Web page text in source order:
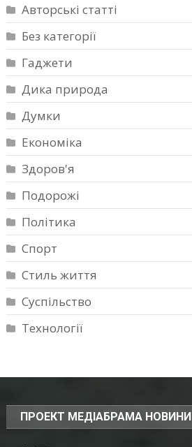
Авторські статті
Без категорії
Гаджети
Дика природа
Думки
Економіка
Здоров'я
Подорожі
Політика
Спорт
Стиль життя
Суспільство
Технології
ПРОЕКТ МЕДІАБРАМА НОВИНИ